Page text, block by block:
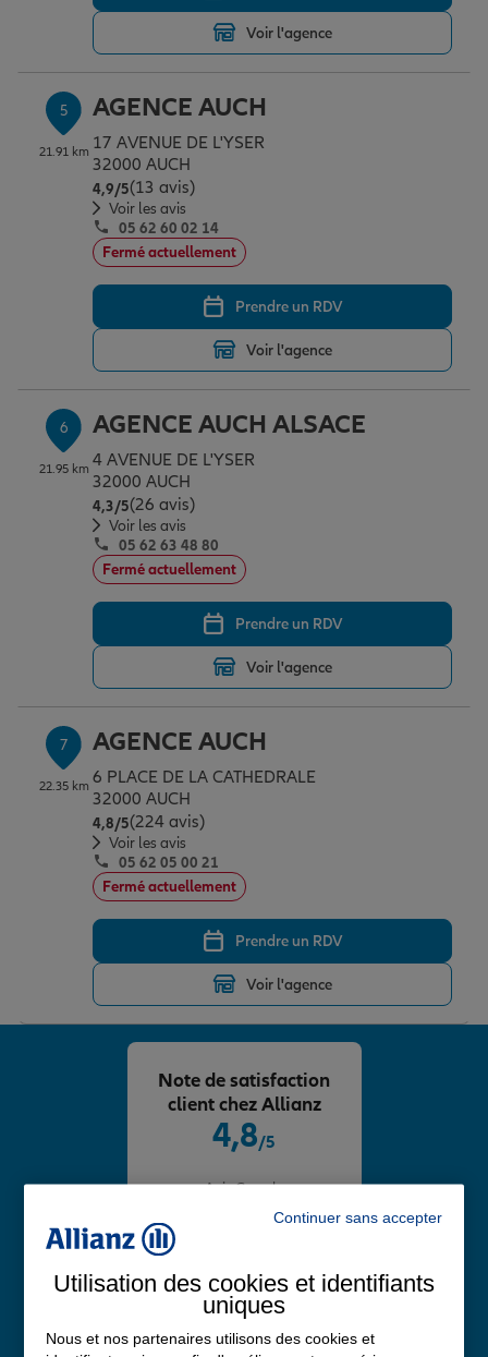
Voir l'agence
5
21.91 km
AGENCE AUCH
17 AVENUE DE L'YSER
32000 AUCH
4,9/5Note de 4.9 sur 5
(13 avis)
Voir les avis
05 62 60 02 14
Fermé actuellement
Prendre un RDV
Voir l'agence
6
21.95 km
AGENCE AUCH ALSACE
4 AVENUE DE L'YSER
32000 AUCH
4,3/5Note de 4.3 sur 5
(26 avis)
Voir les avis
05 62 63 48 80
Fermé actuellement
Prendre un RDV
Voir l'agence
7
22.35 km
AGENCE AUCH
6 PLACE DE LA CATHEDRALE
32000 AUCH
4,8/5Note de 4.8 sur 5
(224 avis)
Voir les avis
05 62 05 00 21
Fermé actuellement
Prendre un RDV
Voir l'agence
4,8/5
Avis Google
Note de satisfaction
client chez Allianz
Continuer sans accepter
Utilisation des cookies et identifiants
uniques
Nous et nos partenaires utilisons des cookies et